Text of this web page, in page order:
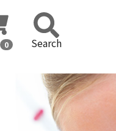
0 Search